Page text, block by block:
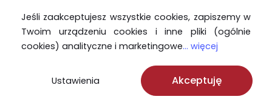
Obsługa
Jeśli zaakceptujesz wszystkie cookies, zapiszemy w
Twoim urządzeniu cookies i inne pliki (ogólnie
cookies) analityczne i marketingowe... więcej
Ustawienia Akceptuję